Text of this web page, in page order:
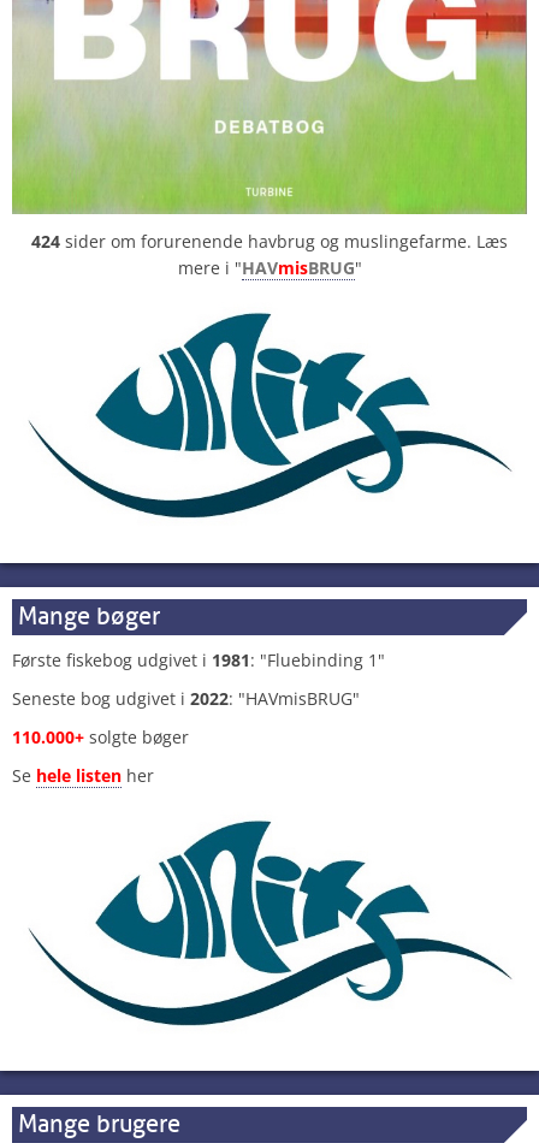
424 sider om forurenende havbrug og muslingefarme. Læs
mere i "HAVmisBRUG"
Mange bøger
Første fiskebog udgivet i 1981: "Fluebinding 1"
Seneste bog udgivet i 2022: "HAVmisBRUG"
110.000+ solgte bøger
Se hele listen her
Mange brugere